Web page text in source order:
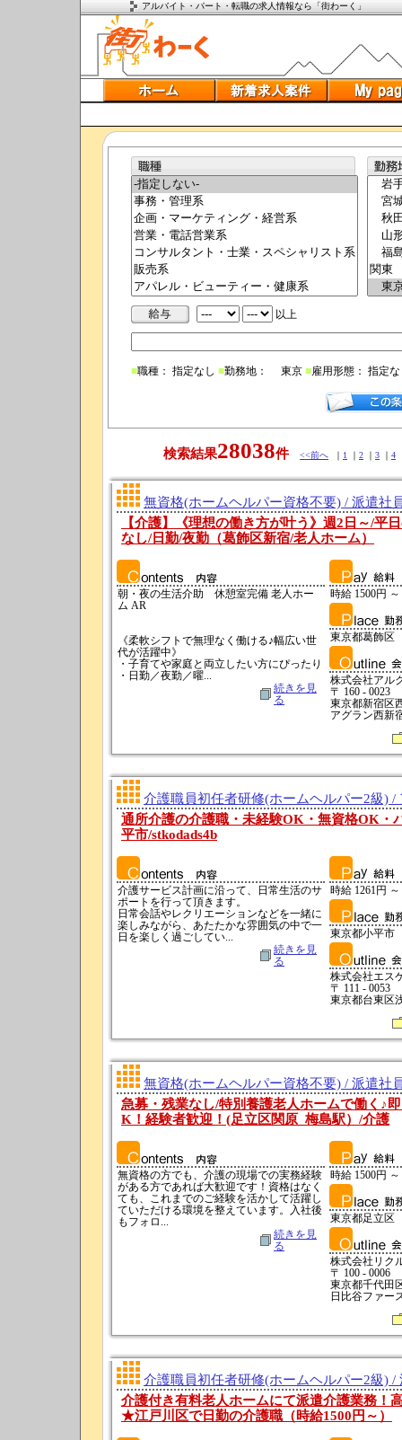
アルバイト・パート・転職の求人情報なら「街わーく」
以上
■職種： 指定なし ■勤務地： 東京 ■雇用形態： 指定
検索結果28038件 <<前へ ｜ 1 ｜ 2 ｜ 3 ｜ 4
無資格(ホームヘルパー資格不要) / 派遣社
【介護】《理想の働き方が叶う》週2日～/平
なし/日勤/夜勤（葛飾区新宿/老人ホーム）
朝・夜の生活介助 休憩室完備 老人ホー
ム AR
《柔軟シフトで無理なく働ける♪幅広い世
代が活躍中》
・子育てや家庭と両立したい方にぴったり
・日勤／夜勤／曜...
続きを見
る
時給 1500円 ～
東京都葛飾区
株式会社アル
〒 160 - 0023
東京都新宿区
アグラン西新
介護職員初任者研修(ホームヘルパー2級) /
通所介護の介護職・未経験OK・無資格OK・
平市/stkodads4b
介護サービス計画に沿って、日常生活のサ
ポートを行って頂きます。
日常会話やレクリエーションなどを一緒に
楽しみながら、あたたかな雰囲気の中で一
日を楽しく過ごしてい...
続きを見
る
時給 1261円 ～
東京都小平市
株式会社エス
〒 111 - 0053
東京都台東区
無資格(ホームヘルパー資格不要) / 派遣社
急募・残業なし/特別養護老人ホームで働く♪
K！経験者歓迎！(足立区関原_梅島駅）/介護
無資格の方でも、介護の現場での実務経験
がある方であれば大歓迎です！資格はなく
ても、これまでのご経験を活かして活躍し
ていただける環境を整えています。入社後
もフォロ...
続きを見
る
時給 1500円 ～
東京都足立区
株式会社リク
〒 100 - 0006
東京都千代田
日比谷ファー
介護職員初任者研修(ホームヘルパー2級) /
介護付き有料老人ホームにて派遣介護業務！
★江戸川区で日勤の介護職（時給1500円～）